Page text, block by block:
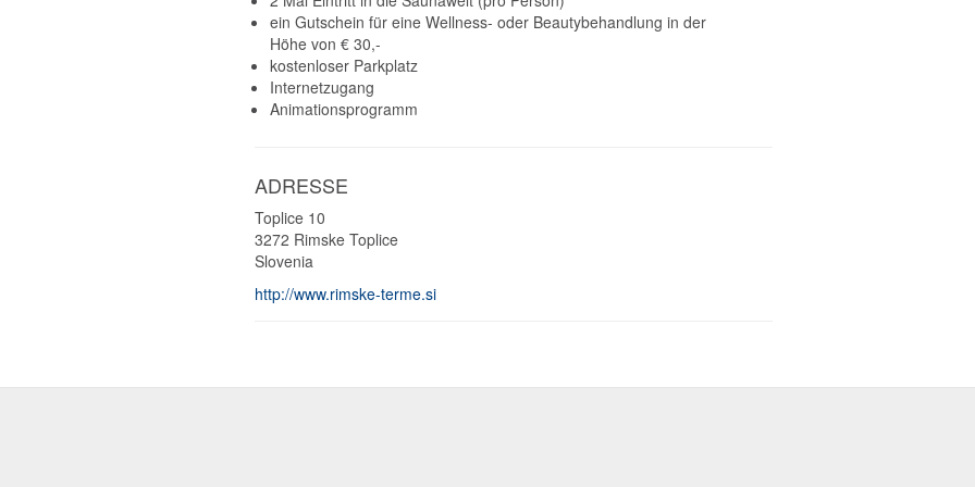
ein Gutschein für eine Wellness- oder Beautybehandlung in der
Höhe von € 30,-
kostenloser Parkplatz
Internetzugang
Animationsprogramm
ADRESSE
Toplice 10
3272 Rimske Toplice
Slovenia
http://www.rimske-terme.si